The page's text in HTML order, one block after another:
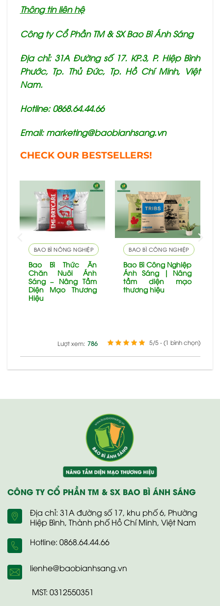
Thông tin liên hệ
Công ty Cổ Phần TM & SX Bao Bì Ánh Sáng
Địa chỉ: 31A Đường số 17. KP.3, P. Hiệp Bình
Phước, Tp. Thủ Đức, Tp. Hồ Chí Minh, Việt
Nam.
Hotline: 0868.64.44.66
Email: marketing@baobianhsang.vn
CHECK OUR BESTSELLERS!
BAO BÌ NÔNG NGHIỆP
Bao Bì Thức Ăn
Chăn Nuôi Ánh
Sáng – Nâng Tầm
Diện Mạo Thương
Hiệu
BAO BÌ CÔNG NGHIỆP
Bao Bì Công Nghiệp
Ánh Sáng | Nâng
tầm diện mạo
thương hiệu
5/5 - (1 bình chọn)
Lượt xem: 786
CÔNG TY CỔ PHẦN TM & SX BAO BÌ ÁNH SÁNG
Địa chỉ: 31A đường số 17, khu phố 6, Phường
Hiệp Bình, Thành phố Hồ Chí Minh, Việt Nam
Hotline: 0868.64.44.66
lienhe@baobianhsang.vn
MST: 0312550351